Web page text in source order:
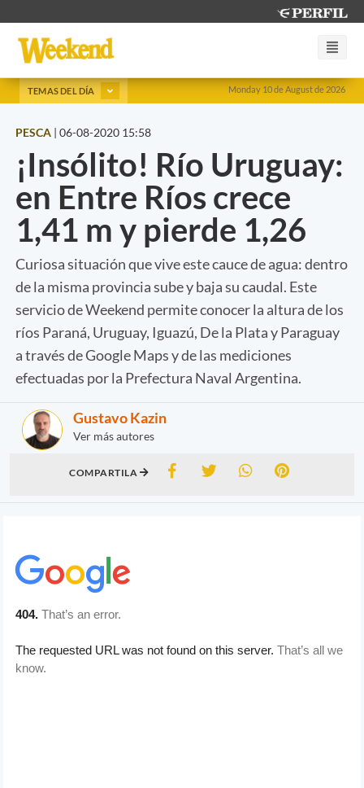
Monday 10 de August de 2026
TEMAS DEL DÍA
PESCA | 06-08-2020 15:58
¡Insólito! Río Uruguay:
en Entre Ríos crece
1,41 m y pierde 1,26
Curiosa situación que vive este cauce de agua: dentro
de la misma provincia sube y baja su caudal. Este
servicio de Weekend permite conocer la altura de los
ríos Paraná, Uruguay, Iguazú, De la Plata y Paraguay
a través de Google Maps y de las mediciones
efectuadas por la Prefectura Naval Argentina.
Gustavo Kazin
Ver más autores
COMPARTILA